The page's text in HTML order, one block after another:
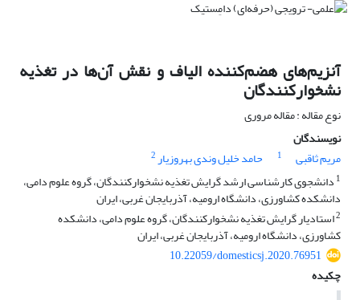
آنزیم‌های هضم‌کننده الیاف و نقش آن‌ها در تغذیه
نشخوارکنندگان
نوع مقاله : مقاله مروری
نویسندگان
مریم ثاقبی
1 حامد خلیل وندی بهروزیار2
1 دانشجوی کارشناسی ارشد گرایش تغذیه نشخوارکنندگان، گروه علوم دامی،
دانشکده کشاورزی، دانشگاه ارومیه، آذربایجان غربی، ایران
2استادیار گرایش تغذیه نشخوارکنندگان، گروه علوم دامی، دانشکده
کشاورزی، دانشگاه ارومیه، آذربایجان غربی، ایران
10.22059/domesticsj.2020.76951
چکیده